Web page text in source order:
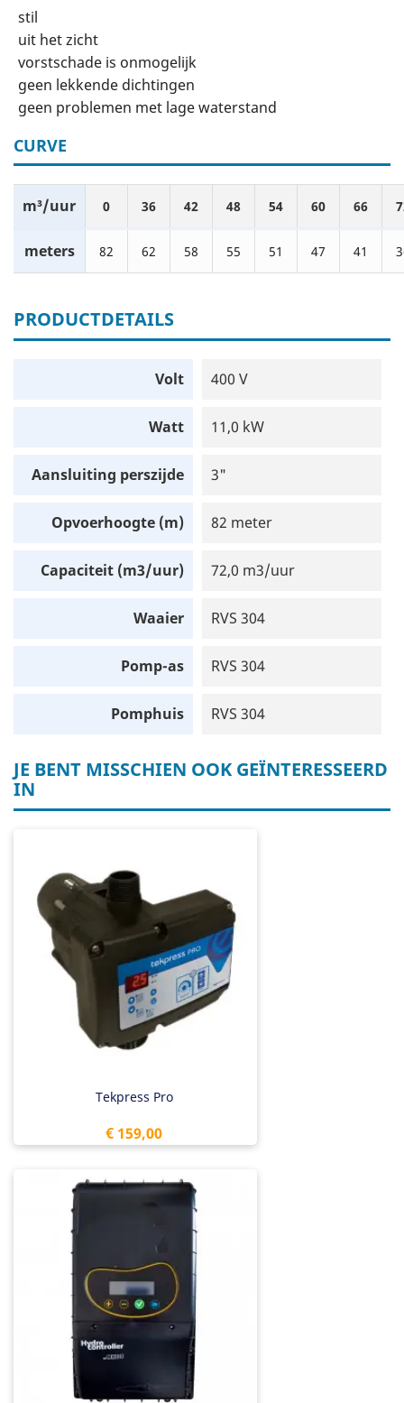
stil
uit het zicht
vorstschade is onmogelijk
geen lekkende dichtingen
geen problemen met lage waterstand
CURVE
m³/uur 0 36 42 48 54 60 66
meters 82 62 58 55 51 47 41
PRODUCTDETAILS
Volt 400 V
Watt 11,0 kW
Aansluiting perszijde 3"
Opvoerhoogte (m) 82 meter
Capaciteit (m3/uur) 72,0 m3/uur
Waaier RVS 304
Pomp-as RVS 304
Pomphuis RVS 304
JE BENT MISSCHIEN OOK GEÏNTERESSEERD
IN
Tekpress Pro
Prijs
€ 159,00